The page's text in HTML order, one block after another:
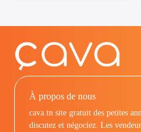
À propos de nous
cava.tn site gratuit des petites
discutez et négociez. Les